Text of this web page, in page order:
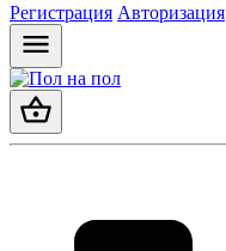
Регистрация Авторизация